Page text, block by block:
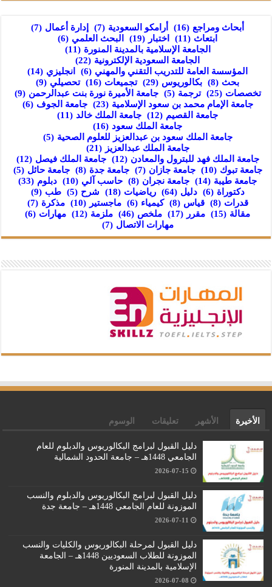
أبحاث ومراجع (16) أرامكو السعودية (7) إدارة أعمال (7)
ابتعاث (11) اختبار (19) البحث العلمي (6)
الجامعة الإسلامية بالمدينة المنورة (11)
الجامعة السعودية الإلكترونية (22)
المؤسسة العامة للتدريب التقني والمهني (6) انجليزي (14)
بحث (8) بكالوريوس (29) تجميعات (16) تحصيلي (9)
تخصصات (25) ترجمة (5) جامعة الأميرة نورة بنت عبدالرحمن (9)
جامعة الإمام محمد بن سعود الإسلامية (23) جامعة الجوف (6)
جامعة القصيم (12) جامعة الملك خالد (11)
جامعة الملك سعود (16)
جامعة الملك سعود بن عبدالعزيز للعلوم الصحية (5)
جامعة الملك عبدالعزيز (21)
جامعة الملك فهد للبترول والمعادن (12) جامعة الملك فيصل (12)
جامعة تبوك (10) جامعة جازان (7) جامعة جدة (8) جامعة حائل (5)
جامعة طيبة (14) جامعة نجران (8) حاسب آلي (10) دبلوم (33)
دكتوراة (6) دليل (64) رياضيات (18) شرح (5) طب (9)
قدرات (8) قياس (8) كيمياء (6) ماجستير (10) مذكرة (7)
مقالة (15) مقرر (17) ملخص (46) ملزمة (12) مهارات (6)
مهارات الاتصال (7)
الأخيرة الأشهر تعليقات الوسوم
دليل القبول لبرامج البكالوريوس والدبلوم للعام
الجامعي 1448هـ – جامعة الحدود الشمالية
2026-07-15
دليل القبول لبرامج البكالوريوس والدبلوم والنسب
الموزونة للعام الجامعي 1448هـ – جامعة جدة
2026-07-11
دليل القبول لمرحلة البكالوريوس والكليات والنسب
الموزونة للطلاب السعوديين 1448هـ – الجامعة
الإسلامية بالمدينة المنورة
2026-07-08